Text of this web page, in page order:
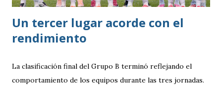
Un tercer lugar acorde con el
rendimiento
La clasificación final del Grupo B terminó reflejando el
comportamiento de los equipos durante las tres jornadas.